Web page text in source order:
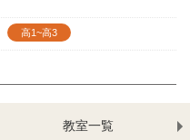
高1~高3
教室一覧